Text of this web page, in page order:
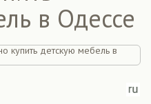
в Одессе